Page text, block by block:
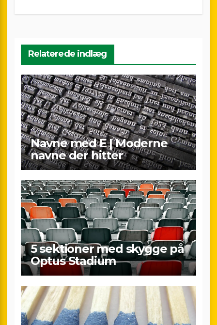
Relaterede indlæg
Navne med E | Moderne
navne der hitter
5 sektioner med skygge på
Optus Stadium